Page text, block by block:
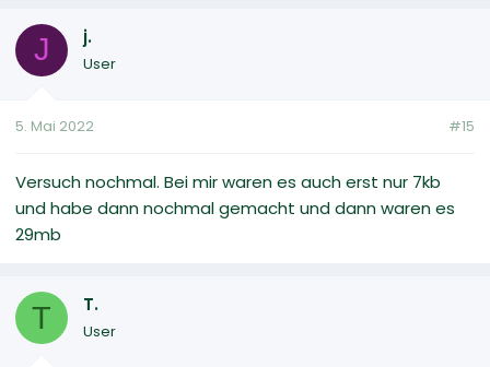
J j.
User
5. Mai 2022 #15
Versuch nochmal. Bei mir waren es auch erst nur 7kb
und habe dann nochmal gemacht und dann waren es
29mb
T T.
User